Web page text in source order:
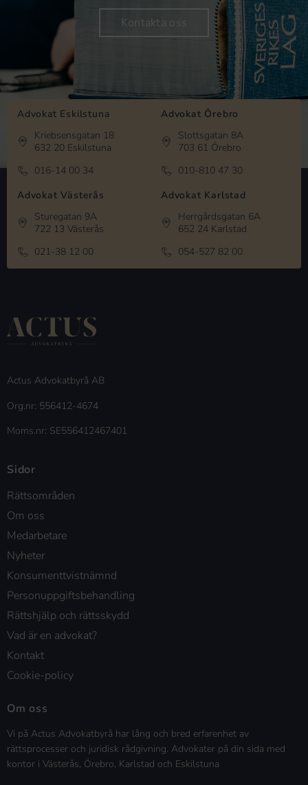
Kontakta oss
Advokat Eskilstuna
Kriebsensgatan 18
632 20 Eskilstuna
016-14 00 34
Advokat Örebro
Slottsgatan 8A
703 61 Örebro
010-810 47 30
Advokat Västerås
Sturegatan 9A
722 13 Västerås
021-38 12 00
Advokat Karlstad
Herrgårdsgatan 6A
652 24 Karlstad
054-527 82 00
Actus Advokatbyrå AB
Org.nr: 556412-4674
Moms.nr: SE556412467401
Sidor
Rättsområden
Om oss
Medarbetare
Nyheter
Konsumenttvistnämnd
Personuppgiftsbehandling
Rättshjälp och rättsskydd
Vad är en advokat?
Kontakt
Cookie-policy
Om oss
Vi på Actus Advokatbyrå har lång och bred erfarenhet av
rättsprocesser och juridisk rådgivning. Advokater på din sida med
kontor i Västerås, Örebro, Karlstad och Eskilstuna